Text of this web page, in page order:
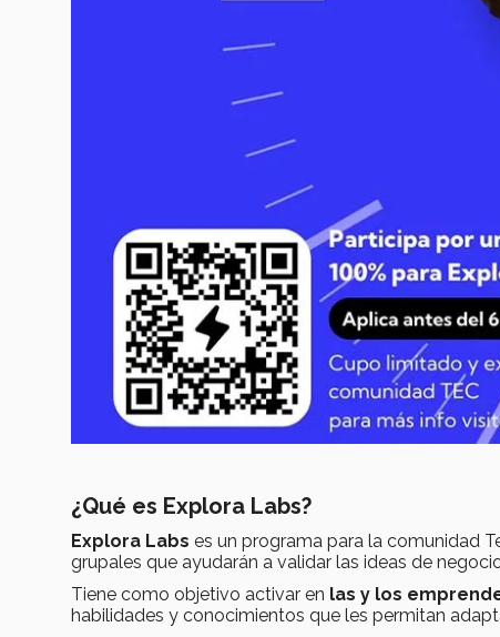
¿Qué es Explora Labs?
Explora Labs es un programa para la comunidad
grupales que ayudarán a validar las ideas de
Tiene como objetivo activar en las y los
habilidades y conocimientos que les permitan